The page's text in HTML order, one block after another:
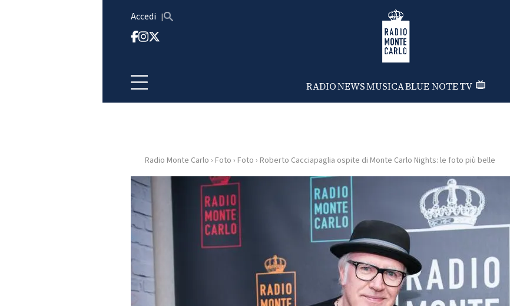
Accedi Radio Monte Carlo
RADIONEWSMUSICABLUE NOTETV
HOME
RADIO
WEB
RADIO
PLAYLIST
Radio Monte Carlo › Foto › Foto › Roberto Cacciapaglia ospite di Monte Carlo Nights: le foto più belle